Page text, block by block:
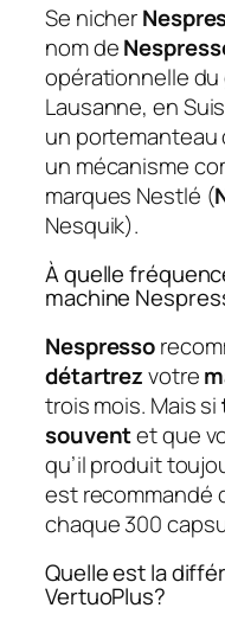
Se nicher
nom de
opérationnelle
Lausanne, en
un portemanteau
un mécanisme
marques Nestlé (
Nesquik).
À quelle
machine
Nespresso
détartrezvotre
trois mois. Mais si
souventet que
qu’il produit
est recommandé
chaque 300
Quelle est la
VertuoPlus?